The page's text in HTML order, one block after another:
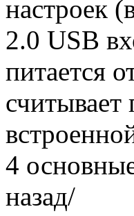
настроек
2.0 USB
питается
4
назад/